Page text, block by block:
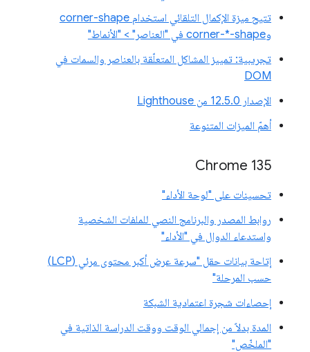
تتيح ميزة الإكمال التلقائي استخدام corner-shape
وcorner-*-shape في "العناصر" > "الأنماط"
تجريبية: تمييز المشاكل المتعلّقة بالعناصر والسمات في
DOM
الإصدار 12.5.0 من Lighthouse
أهمّ الميزات المتنوعة
Chrome 135
تحسينات على "لوحة الأداء"
روابط المصدر والبرنامج النصي للملفات الشخصية
واستدعاء الدوال في "الأداء"
إتاحة بيانات حقل "سرعة عرض أكبر محتوى مرئي (LCP)
حسب المرحلة"
إحصاءات شجرة اعتمادية الشبكة
المدة بدلاً من إجمالي الوقت ووقت الدراسة الذاتية في
"الملخّص"